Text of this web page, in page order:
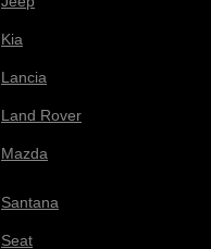
Kia
Lancia
Land Rover
Mazda
Santana
Seat